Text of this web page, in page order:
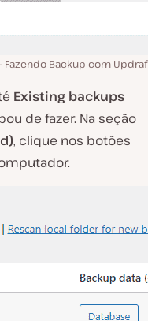
Fazendo Backup com
Existing backups
de fazer. Na seção
, clique nos botões